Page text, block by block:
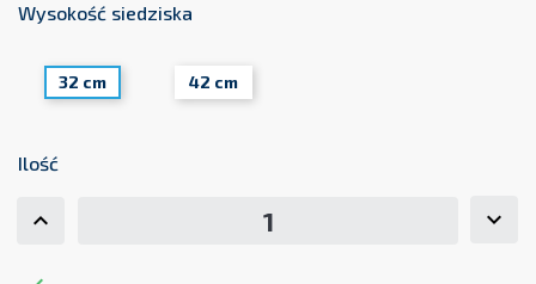
Wysokość siedziska
32 cm 42 cm
Ilość